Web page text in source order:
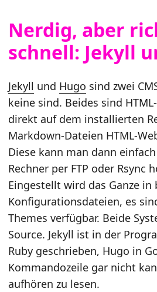
Nerdig, aber
schnell: Jekyll
Jekyll und Hugo sind zwei
keine sind. Beides sind
direkt auf dem installierten
Markdown-Dateien HTML-
Diese kann man dann
Rechner per FTP oder Rsync
Eingestellt wird das Ganze in
Konfigurationsdateien, es
Themes verfügbar. Beide
Source. Jekyll ist in der
Ruby geschrieben, Hugo in
Kommandozeile gar nicht
aufhören zu lesen.